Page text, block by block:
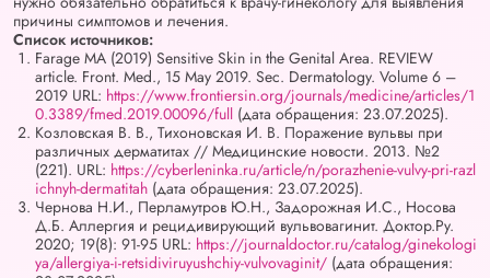
причины симптомов и лечения.
Список источников:
Farage MA (2019) Sensitive Skin in the Genital Area. REVIEW
article. Front. Med., 15 May 2019. Sec. Dermatology. Volume 6 –
2019 URL: https://www.frontiersin.org/journals/medicine/articles/1
0.3389/fmed.2019.00096/full (дата обращения: 23.07.2025).
Козловская В. В., Тихоновская И. В. Поражение вульвы при
различных дерматитах // Медицинские новости. 2013. №2
(221). URL: https://cyberleninka.ru/article/n/porazhenie-vulvy-pri-razl
ichnyh-dermatitah (дата обращения: 23.07.2025).
Чернова Н.И., Перламутров Ю.Н., Задорожная И.С., Носова
Д.Б. Аллергия и рецидивирующий вульвовагинит. Доктор.Ру.
2020; 19(8): 91-95 URL: https://journaldoctor.ru/catalog/ginekologi
ya/allergiya-i-retsidiviruyushchiy-vulvovaginit/ (дата обращения: